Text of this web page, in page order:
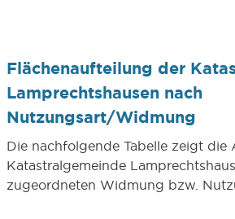
Flächenaufteilung der
Lamprechtshausen nach
Nutzungsart/Widmung
Die nachfolgende Tabelle zeigt die
Katastralgemeinde
zugeordneten Widmung bzw.